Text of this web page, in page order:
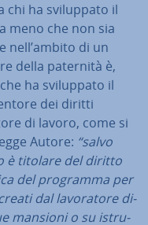
chi ha svi­lup­pa­to il
meno che non sia
nell’ambito di un
della paternità è,
ha svi­lup­pa­to il
dei diritti
di lavoro, come si
Autore: “salvo
è titolare del diritto
del programma per
dal la­vo­ra­to­re di­
mansioni o su istru­